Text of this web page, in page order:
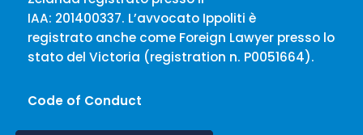
IAA: 201400337. L’avvocato Ippoliti è
registrato anche come Foreign Lawyer presso lo
stato del Victoria (registration n. P0051664).
Code of Conduct